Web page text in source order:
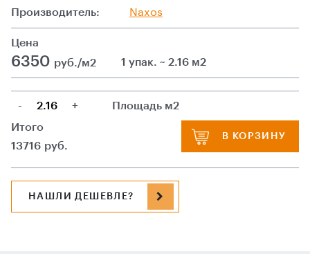
Производитель: Naxos
Цена
6350 руб./м2 1 упак. ~ 2.16 м2
- +
Площадь м2
Итого
13716 руб.
В КОРЗИНУ
НАШЛИ ДЕШЕВЛЕ?